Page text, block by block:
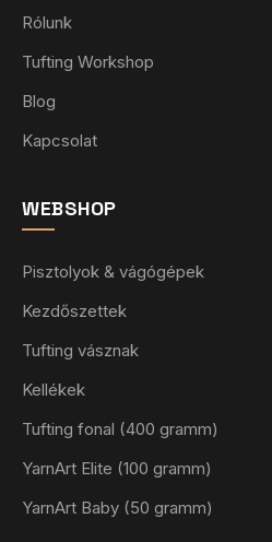
Rólunk
Tufting Workshop
Blog
Kapcsolat
WEBSHOP
Pisztolyok & vágógépek
Kezdőszettek
Tufting vásznak
Kellékek
Tufting fonal (400 gramm)
YarnArt Elite (100 gramm)
YarnArt Baby (50 gramm)